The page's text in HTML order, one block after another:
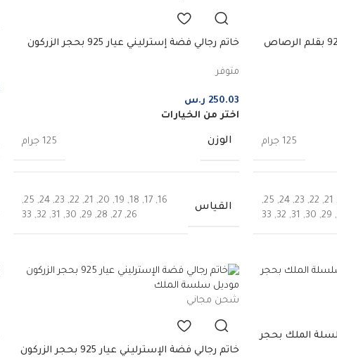
خاتم رجالي فضة إسترليني عيار 925 بقلم الرصاص
125 جرام
,
21
,
22
,
23
,
24
,
25
,
,
29
,
30
,
31
,
32
,
33
خاتم رجالي فضة إسترليني عيار 925 بحجر الزركون
متوفر
250.03 ر.س
اختر من الخيارات
الوزن 125 جرام
القياس
16
,
17
,
18
,
19
,
20
,
21
,
22
,
23
,
24
,
25
,
26
,
27
,
28
,
29
,
30
,
31
,
32
,
33
سلسلة الملك بحجر
شحن مجاني
خاتم رجالي فضة الإسترليني عيار 925 بحجر الزركون